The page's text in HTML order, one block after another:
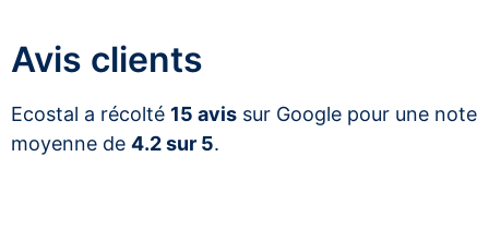
Avis clients
Ecostal a récolté 15 avis sur Google pour une note
moyenne de 4.2 sur 5.